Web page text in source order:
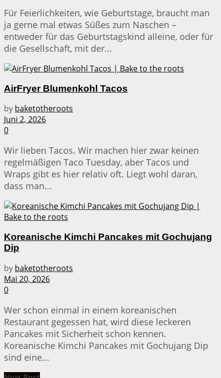
Für Feierlichkeiten, wie Geburtstage, braucht man
ja gerne mal etwas Süßes zum Naschen –
entweder für das Geburtstagskind alleine, oder für
die Gesellschaft, mit der...
AirFryer Blumenkohl Tacos
by baketotheroots
Juni 2, 2026
0
Wir lieben Tacos. Wir machen hier zwar keinen
regelmäßigen Taco Tuesday, aber Tacos und
Wraps gibt es hier relativ oft. Liegt wohl daran,
dass man...
Koreanische Kimchi Pancakes mit Gochujang
Dip
by baketotheroots
Mai 20, 2026
0
Wer schon einmal in einem koreanischen
Restaurant gegessen hat, wird diese leckeren
Pancakes mit Sicherheit schon kennen.
Koreanische Kimchi Pancakes mit Gochujang Dip
sind eine...